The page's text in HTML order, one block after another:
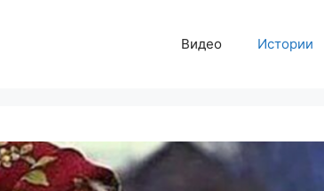
Видео Истории